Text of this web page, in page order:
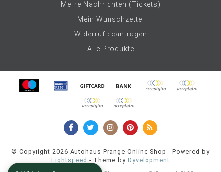
Meine Nachrichten (Tickets)
Mein Wunschzettel
Widerruf beantragen
Alle Produkte
© Copyright 2026 Autohaus Prange Online Shop - Powered by
Lightspeed - Theme by Dyvelopment